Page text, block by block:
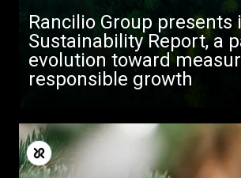
Rancilio Group presents
Sustainability Report, a
evolution toward
responsible growth